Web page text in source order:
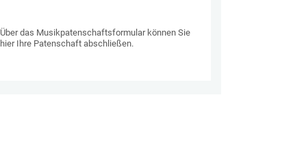
Über das Musikpatenschaftsformular können Sie
hier Ihre Patenschaft abschließen.